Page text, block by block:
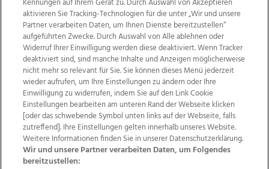
Wir über uns Mediadaten Kontakt
Jobs
Datenschutz
Impressum
AGB Anzeigekunden
AGB Website
Ehrenkodex Politische Werbung
Kennungen auf Ihrem Gerät zu. Durch Auswahl von Akzeptieren
aktivieren Sie Tracking-Technologien für die unter „Wir und unsere
Partner verarbeiten Daten, um Ihnen Dienste bereitzustellen“
aufgeführten Zwecke. Durch Auswahl von Alle ablehnen oder
Widerruf Ihrer Einwilligung werden diese deaktiviert. Wenn Tracker
deaktiviert sind, sind manche Inhalte und Anzeigen möglicherweise
nicht mehr so relevant für Sie. Sie können dieses Menü jederzeit
wieder aufrufen, um Ihre Einstellungen zu ändern oder Ihre
Einwilligung zu widerrufen, indem Sie auf den Link Cookie
Einstellungen bearbeiten am unteren Rand der Webseite klicken
[oder das schwebende Symbol unten links auf der Webseite, falls
zutreffend]. Ihre Einstellungen gelten innerhalb unseres Website.
Weitere Informationen finden Sie in unserer Datenschutzerklärung.
Wir und unsere Partner verarbeiten Daten, um Folgendes
bereitzustellen: